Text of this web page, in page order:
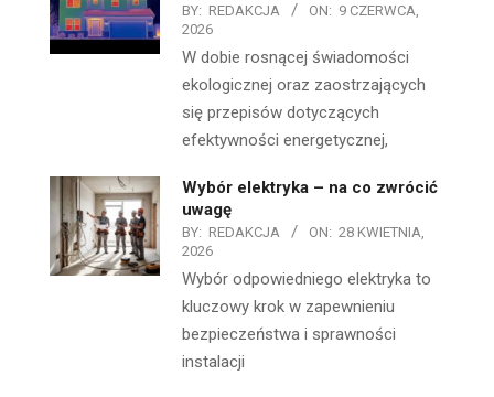
BY: REDAKCJA ON: 9 CZERWCA,
2026
W dobie rosnącej świadomości
ekologicznej oraz zaostrzających
się przepisów dotyczących
efektywności energetycznej,
Wybór elektryka – na co zwrócić
uwagę
BY: REDAKCJA ON: 28 KWIETNIA,
2026
Wybór odpowiedniego elektryka to
kluczowy krok w zapewnieniu
bezpieczeństwa i sprawności
instalacji